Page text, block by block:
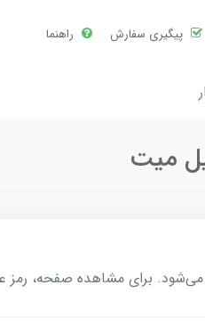
پیگیری سفارش راهنما
میت
برای مشاهده صفحه، رمز